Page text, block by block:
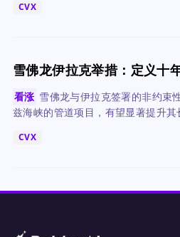
CVX
雪佛龙伊拉克举措：定义十
看涨 雪佛龙与伊拉克签署的非约束
兹海峡的管道项目，有望显著提升
CVX